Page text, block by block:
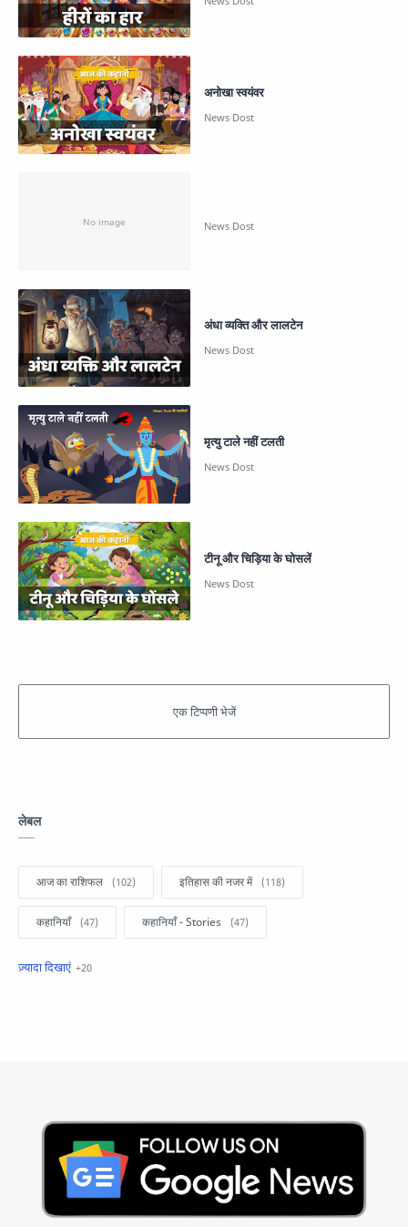
अनोखा स्वयंवर
अंधा व्यक्ति और लालटेन
मृत्यु टाले नहीं टलती
टीनू और चिड़िया के घोसलें
लेबल
आज का राशिफल इतिहास की नजर में
कहानियाँ कहानियाँ - Stories
खबरें फटाफट
Hindi Stories International
Jobs and Education Lifestyle
Monthly Current Affairs National